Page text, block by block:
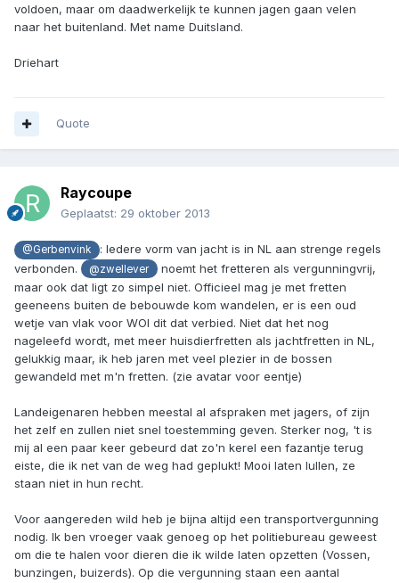
voldoen, maar om daadwerkelijk te kunnen jagen gaan velen
naar het buitenland. Met name Duitsland.
Driehart
Quote
Raycoupe
Geplaatst: 29 oktober 2013
@Gerbenvink
: Iedere vorm van jacht is in NL aan strenge regels
verbonden.
@zwellever
noemt het fretteren als vergunningvrij,
maar ook dat ligt zo simpel niet. Officieel mag je met fretten
geeneens buiten de bebouwde kom wandelen, er is een oud
wetje van vlak voor WOI dit dat verbied. Niet dat het nog
nageleefd wordt, met meer huisdierfretten als jachtfretten in NL,
gelukkig maar, ik heb jaren met veel plezier in de bossen
gewandeld met m'n fretten. (zie avatar voor eentje)
Landeigenaren hebben meestal al afspraken met jagers, of zijn
het zelf en zullen niet snel toestemming geven. Sterker nog, 't is
mij al een paar keer gebeurd dat zo'n kerel een fazantje terug
eiste, die ik net van de weg had geplukt! Mooi laten lullen, ze
staan niet in hun recht.
Voor aangereden wild heb je bijna altijd een transportvergunning
nodig. Ik ben vroeger vaak genoeg op het politiebureau geweest
om die te halen voor dieren die ik wilde laten opzetten (Vossen,
bunzingen, buizerds). Op die vergunning staan een aantal